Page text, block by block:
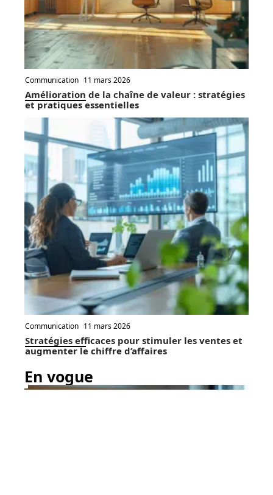
Communication 11 mars 2026
Amélioration de la chaîne de valeur : stratégies
et pratiques essentielles
Communication 11 mars 2026
Stratégies efficaces pour stimuler les ventes et
augmenter le chiffre d’affaires
En vogue